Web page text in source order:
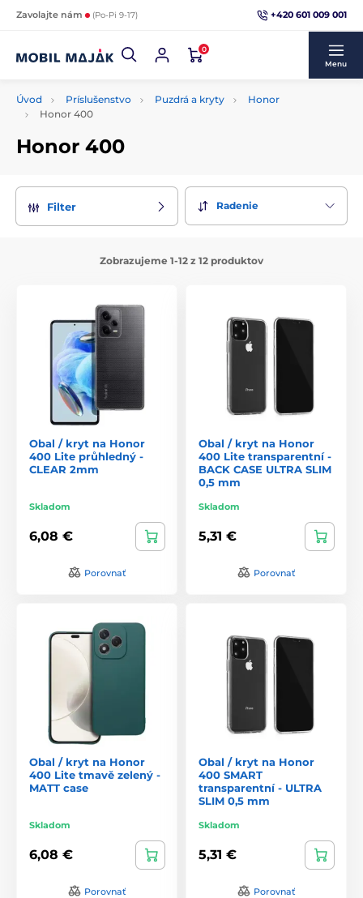
Zavolajte nám (Po-Pi 9-17) +420 601 009 001
0
Menu
Úvod Príslušenstvo Puzdrá a kryty
Honor
Honor 400
Honor 400
Filter Radenie
Zobrazujeme 1-12 z 12 produktov
Obal / kryt na Honor
400 Lite průhledný -
CLEAR 2mm
Skladom
6,08 €
Porovnať
Obal / kryt na Honor
400 Lite transparentní -
BACK CASE ULTRA SLIM
0,5 mm
Skladom
5,31 €
Porovnať
Obal / kryt na Honor
400 Lite tmavě zelený -
MATT case
Skladom
6,08 €
Porovnať
Obal / kryt na Honor
400 SMART
transparentní - ULTRA
SLIM 0,5 mm
Skladom
5,31 €
Porovnať